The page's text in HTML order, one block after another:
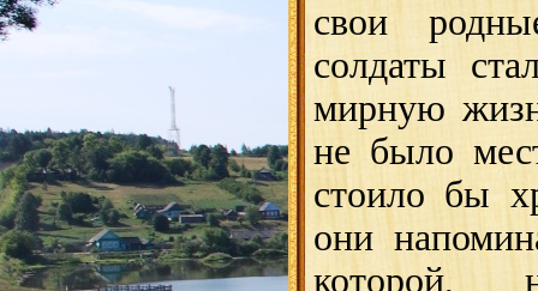
свои
солдаты
мирную
не было
стоило бы
они
которой,